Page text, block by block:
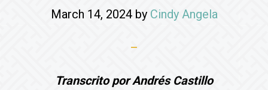
March 14, 2024by Cindy Angela
Transcrito por Andrés Castillo